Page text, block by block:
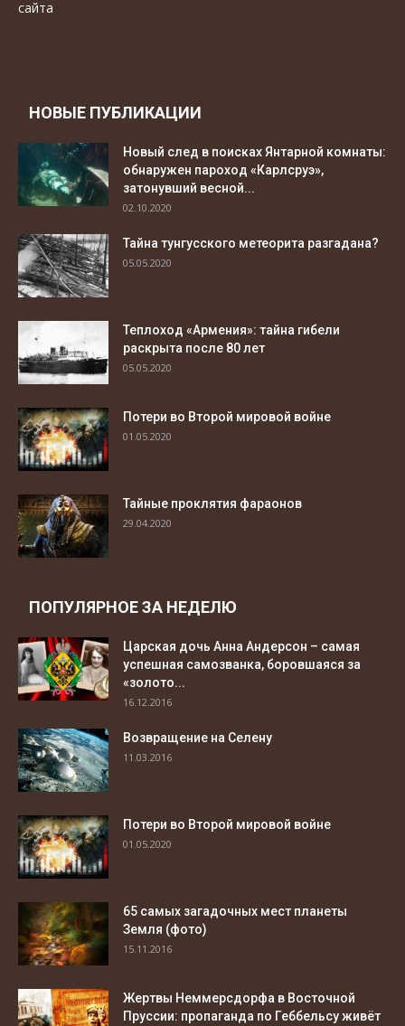
НОВЫЕ ПУБЛИКАЦИИ
Новый след в поисках Янтарной комнаты:
обнаружен пароход «Карлсруэ»,
затонувший весной...
02.10.2020
Тайна тунгусского метеорита разгадана?
05.05.2020
Теплоход «Армения»: тайна гибели
раскрыта после 80 лет
05.05.2020
Потери во Второй мировой войне
01.05.2020
Тайные проклятия фараонов
29.04.2020
ПОПУЛЯРНОЕ ЗА НЕДЕЛЮ
Царская дочь Анна Андерсон – самая
успешная самозванка, боровшаяся за
«золото...
16.12.2016
Возвращение на Селену
11.03.2016
Потери во Второй мировой войне
01.05.2020
65 самых загадочных мест планеты
Земля (фото)
15.11.2016
Жертвы Неммерсдорфа в Восточной
Пруссии: пропаганда по Геббельсу живёт